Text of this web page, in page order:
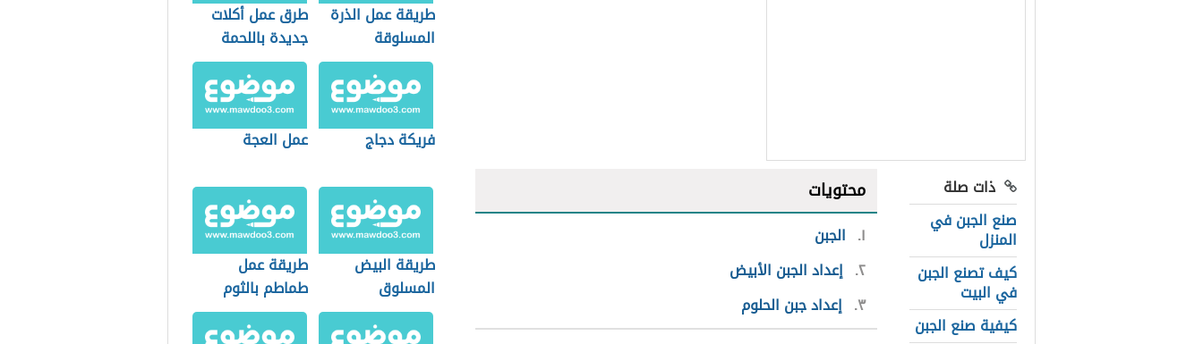
ذات صلة
صنع الجبن في
المنزل
كيف تصنع الجبن
في البيت
كيفية صنع الجبن
محتويات
١ الجبن
٢ إعداد الجبن الأبيض
٣ إعداد جبن الحلوم
طريقة عمل الذرة
المسلوقة
طرق عمل أكلات
جديدة باللحمة
المفرومة
فريكة دجاج عمل العجة
طريقة البيض
المسلوق
طريقة عمل
طماطم بالثوم